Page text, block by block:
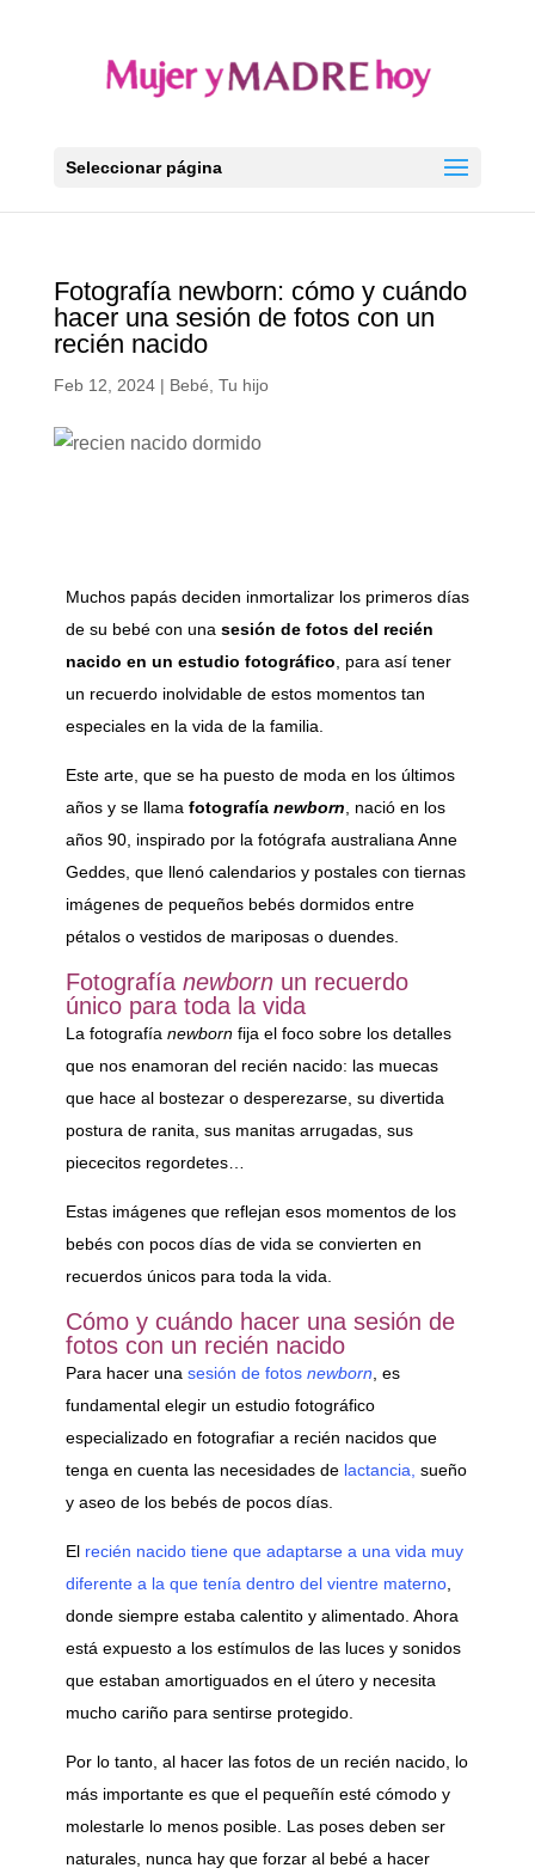
Seleccionar página
Fotografía newborn: cómo y cuándo
hacer una sesión de fotos con un
recién nacido
Feb 12, 2024| Bebé Tu hijo
Muchos papás deciden inmortalizar los primeros días
de su bebé con una sesión de fotos del recién
nacido en un estudio fotográfico , para así tener
un recuerdo inolvidable de estos momentos tan
especiales en la vida de la familia.
Este arte, que se ha puesto de moda en los últimos
años y se llama fotografía newborn , nació en los
años 90, inspirado por la fotógrafa australiana Anne
Geddes, que llenó calendarios y postales con tiernas
imágenes de pequeños bebés dormidos entre
pétalos o vestidos de mariposas o duendes.
Fotografía newbornun recuerdo
único para toda la vida
La fotografía newbornfija el foco sobre los detalles
que nos enamoran del recién nacido: las muecas
que hace al bostezar o desperezarse, su divertida
postura de ranita, sus manitas arrugadas, sus
piececitos regordetes…
Estas imágenes que reflejan esos momentos de los
bebés con pocos días de vida se convierten en
recuerdos únicos para toda la vida.
Cómo y cuándo hacer una sesión de
fotos con un recién nacido
Para hacer una sesión de fotos newborn , es
fundamental elegir un estudio fotográfico
especializado en fotografiar a recién nacidos que
tenga en cuenta las necesidades delactancia, sueño
y aseo de los bebés de pocos días.
El recién nacido tiene que adaptarse a una vida muy
diferente a la que tenía dentro del vientre materno,
donde siempre estaba calentito y alimentado. Ahora
está expuesto a los estímulos de las luces y sonidos
que estaban amortiguados en el útero y necesita
mucho cariño para sentirse protegido.
Por lo tanto, al hacer las fotos de un recién nacido, lo
más importante es que el pequeñín esté cómodo y
molestarle lo menos posible. Las poses deben ser
naturales, nunca hay que forzar al bebé a hacer